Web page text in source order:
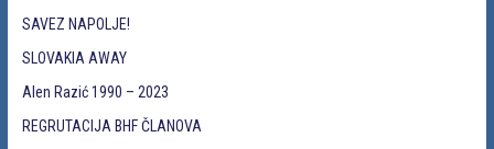
SAVEZ NAPOLJE!
SLOVAKIA AWAY
Alen Razić 1990 – 2023
REGRUTACIJA BHF ČLANOVA